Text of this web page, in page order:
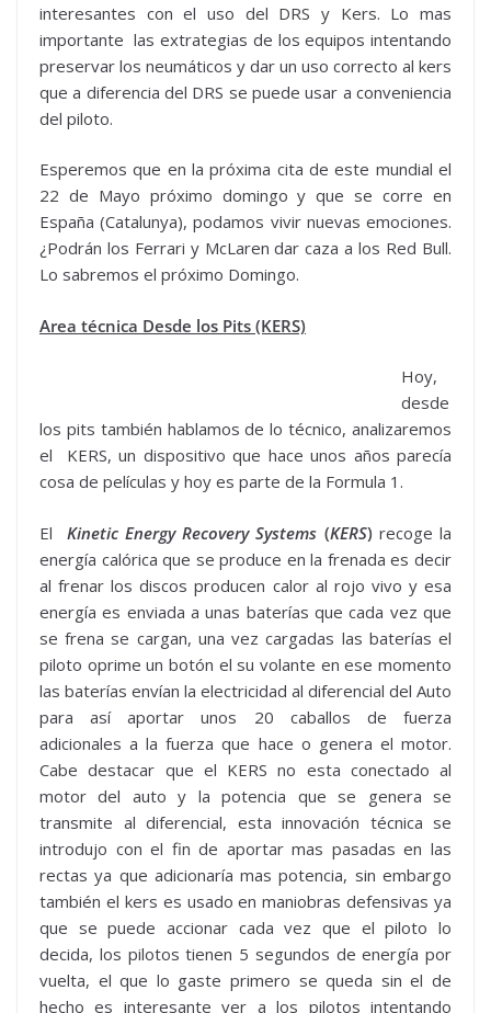
interesantes con el uso del DRS y Kers. Lo mas
importante las extrategias de los equipos intentando
preservar los neumáticos y dar un uso correcto al kers
que a diferencia del DRS se puede usar a conveniencia
del piloto.
Esperemos que en la próxima cita de este mundial el
22 de Mayo próximo domingo y que se corre en
España (Catalunya), podamos vivir nuevas emociones.
¿Podrán los Ferrari y McLaren dar caza a los Red Bull.
Lo sabremos el próximo Domingo.
Area técnica Desde los Pits (KERS)
Hoy,
desde
los pits también hablamos de lo técnico, analizaremos
el KERS, un dispositivo que hace unos años parecía
cosa de películas y hoy es parte de la Formula 1.
El Kinetic Energy Recovery Systems (KERS)recoge la
energía calórica que se produce en la frenada es decir
al frenar los discos producen calor al rojo vivo y esa
energía es enviada a unas baterías que cada vez que
se frena se cargan, una vez cargadas las baterías el
piloto oprime un botón el su volante en ese momento
las baterías envían la electricidad al diferencial del Auto
para así aportar unos 20 caballos de fuerza
adicionales a la fuerza que hace o genera el motor.
Cabe destacar que el KERS no esta conectado al
motor del auto y la potencia que se genera se
transmite al diferencial, esta innovación técnica se
introdujo con el fin de aportar mas pasadas en las
rectas ya que adicionaría mas potencia, sin embargo
también el kers es usado en maniobras defensivas ya
que se puede accionar cada vez que el piloto lo
decida, los pilotos tienen 5 segundos de energía por
vuelta, el que lo gaste primero se queda sin el de
hecho es interesante ver a los pilotos intentando